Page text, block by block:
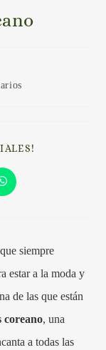
siempre
estar a la moda y
de las que están
coreano, una
a todas las